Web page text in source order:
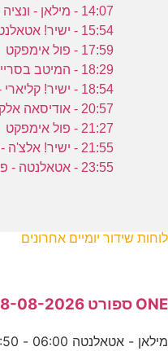
14:07 - מילאן - ונציה
15:54 - ישיר! אטאלנטה - פיורנטינה
17:59 - פול אימפקט
18:29 - המיטב בסרייה A
18:54 - ישיר! קליארי - נאפולי
20:57 - אודיסאה אלקטרונית
21:27 - פול אימפקט
21:55 - ישיר! אלצ'ה - גרנאדה
23:55 - אטאלנטה - פיורנטינה
לוחות שידור יומיים אחרונים
ONE ספורט 08-08-2026